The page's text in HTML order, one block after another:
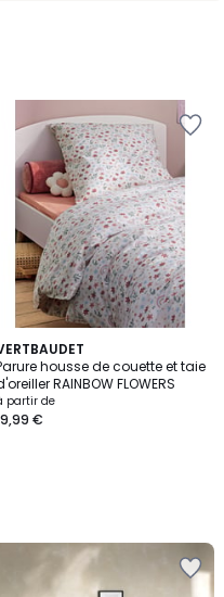
housse de couette et taie
RAINBOW FLOWERS
partir de
€